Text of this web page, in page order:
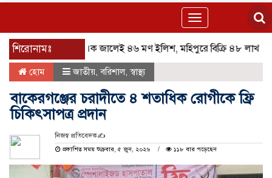
Toggle
navigation
শিরোনামঃ এক জালেই ৪৬ মণ ইলিশ, মহিপুরে বিক্রি ৪৮ লাখ ৫০
হোম জাতীয়,বরিশাল,স্বাস্থ্য
বাকেরগঞ্জের চরাদীতে ৪ শতাধিক রোগীকে ফ্রি
চিকিৎসাপত্র প্রদান
নিজস্ব প্রতিবেদক✍️
প্রকাশিত সময় শুক্রবার, ৫ জুন, ২০২৬
১১৮ বার পড়েছেন